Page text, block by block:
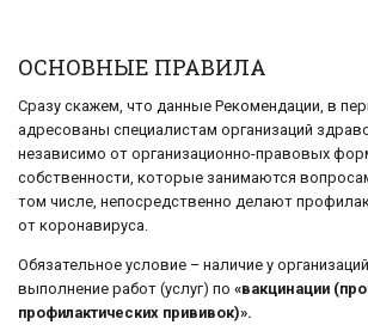
ОСНОВНЫЕ ПРАВИЛА
Сразу скажем, что данные Рекомендации, в
адресованы специалистам организаций
независимо от организационно-правовых
собственности, которые занимаются
том числе, непосредственно делают
от коронавируса.
Обязательное условие – наличие у
выполнение работ (услуг) по «вакцинации
профилактических прививок)».